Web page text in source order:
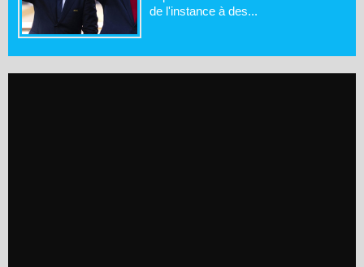
de l'instance à des...